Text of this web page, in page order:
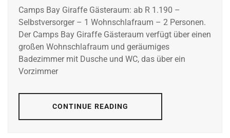
Camps Bay Giraffe Gästeraum: ab R 1.190 –
Selbstversorger – 1 Wohnschlafraum – 2 Personen.
Der Camps Bay Giraffe Gästeraum verfügt über einen
großen Wohnschlafraum und geräumiges
Badezimmer mit Dusche und WC, das über ein
Vorzimmer
CONTINUE READING